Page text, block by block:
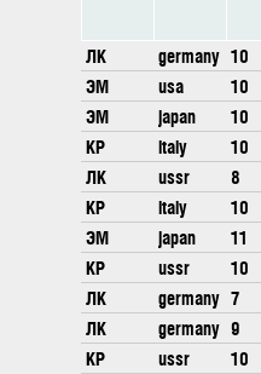
ЛК germany 10
ЭМ
usa 10
ЭМ
japan 10
КР
italy 10
ЛК
ussr 8
КР
italy 10
ЭМ
japan 11
КР
ussr 10
ЛК
germany 7
ЛК
germany 9
КР
ussr 10